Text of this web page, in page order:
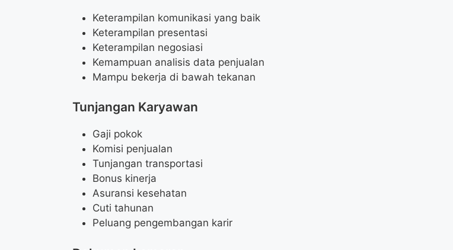
Keterampilan komunikasi yang baik
Keterampilan presentasi
Keterampilan negosiasi
Kemampuan analisis data penjualan
Mampu bekerja di bawah tekanan
Tunjangan Karyawan
Gaji pokok
Komisi penjualan
Tunjangan transportasi
Bonus kinerja
Asuransi kesehatan
Cuti tahunan
Peluang pengembangan karir